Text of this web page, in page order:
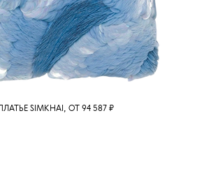
ПЛАТЬЕ SIMKHAI, ОТ 94 587 ₽